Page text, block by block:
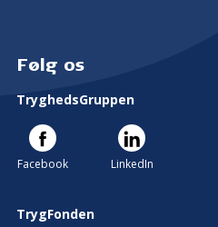
Følg os
TryghedsGruppen
Facebook LinkedIn
TrygFonden